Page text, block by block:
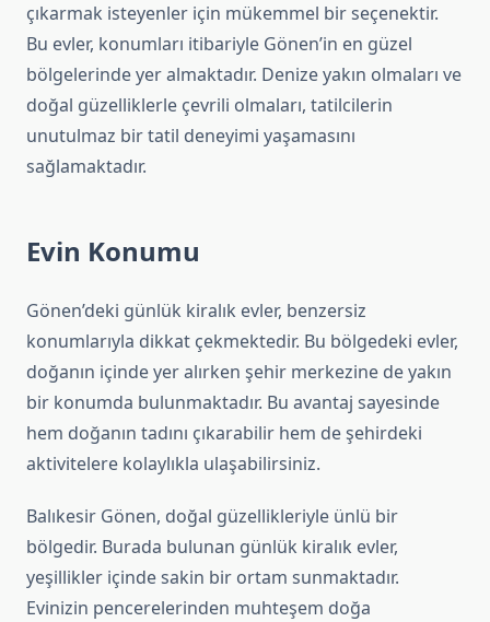
çıkarmak isteyenler için mükemmel bir seçenektir.
Bu evler, konumları itibariyle Gönen’in en güzel
bölgelerinde yer almaktadır. Denize yakın olmaları ve
doğal güzelliklerle çevrili olmaları, tatilcilerin
unutulmaz bir tatil deneyimi yaşamasını
sağlamaktadır.
Evin Konumu
Gönen’deki günlük kiralık evler, benzersiz
konumlarıyla dikkat çekmektedir. Bu bölgedeki evler,
doğanın içinde yer alırken şehir merkezine de yakın
bir konumda bulunmaktadır. Bu avantaj sayesinde
hem doğanın tadını çıkarabilir hem de şehirdeki
aktivitelere kolaylıkla ulaşabilirsiniz.
Balıkesir Gönen, doğal güzellikleriyle ünlü bir
bölgedir. Burada bulunan günlük kiralık evler,
yeşillikler içinde sakin bir ortam sunmaktadır.
Evinizin pencerelerinden muhteşem doğa